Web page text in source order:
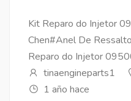
Kit Reparo do Injetor
Chen#Anel De
Reparo do Injetor
tinaengineparts1
1 año hace